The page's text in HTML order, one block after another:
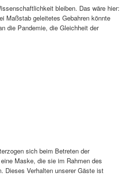
bleiben. Das wäre hier:
Maßstab geleitetes Gebahren könnte
die Pandemie, die Gleichheit der
sich beim Betreten der
Maske, die sie im Rahmen des
Dieses Verhalten unserer Gäste ist